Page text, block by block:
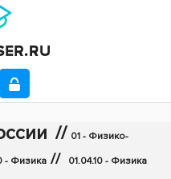
// 01 - Физико-
- Физика // 01.04.10 - Физика